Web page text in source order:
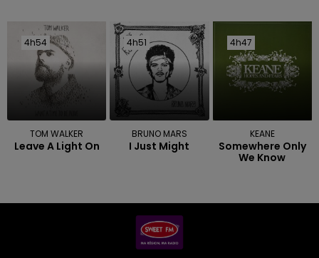
4h54
4h54
TOM WALKER
Leave A Light On
4h51
4h51
BRUNO MARS
I Just Might
4h47
4h47
KEANE
Somewhere Only
We Know